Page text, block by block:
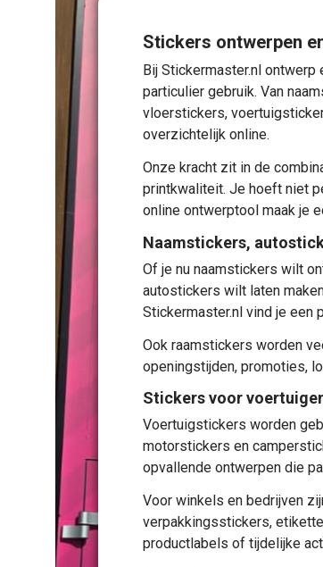
Stickers ontwerpen
Bij Stickermaster.nl
particulier gebruik. Van
vloerstickers,
overzichtelijk online.
Onze kracht zit in de
printkwaliteit. Je hoeft niet
online ontwerptool maak je
Naamstickers,
Of je nu naamstickers wilt
autostickers wilt laten
Stickermaster.nl vind je
Ook raamstickers worden
openingstijden, promoties,
Stickers voor
Voertuigstickers worden
motorstickers en
opvallende ontwerpen die
Voor winkels en bedrijven
verpakkingsstickers,
productlabels of tijdelijke